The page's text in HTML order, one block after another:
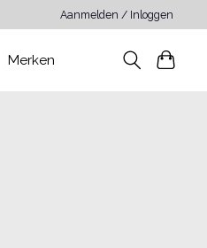
Aanmelden / Inloggen
Merken